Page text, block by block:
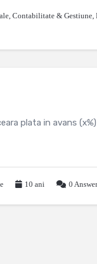
, Contabilitate & Gestiune,
plata in avans
10 ani 0